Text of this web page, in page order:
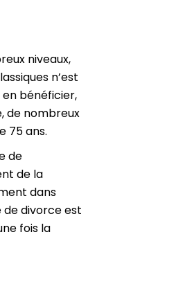
niveaux,
n’est
bénéficier,
de nombreux
75 ans.
de
de la
dans
de divorce est
fois la